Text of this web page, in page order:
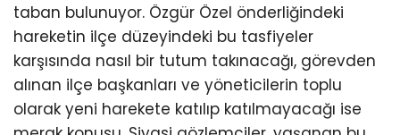
taban bulunuyor. Özgür Özel önderliğindeki
hareketin ilçe düzeyindeki bu tasfiyeler
karşısında nasıl bir tutum takınacağı, görevden
alınan ilçe başkanları ve yöneticilerin toplu
olarak yeni harekete katılıp katılmayacağı ise